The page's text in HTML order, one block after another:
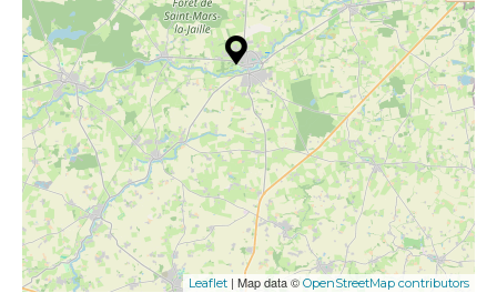
Leaflet | Map data © OpenStreetMap contributors